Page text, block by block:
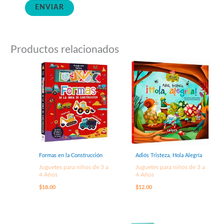
Productos relacionados
Formas en la Construcción
Juguetes para niños de 3 a
4 Años
$18.00
Adiós Tristeza, Hola Alegría
Juguetes para niños de 3 a
4 Años
$12.00